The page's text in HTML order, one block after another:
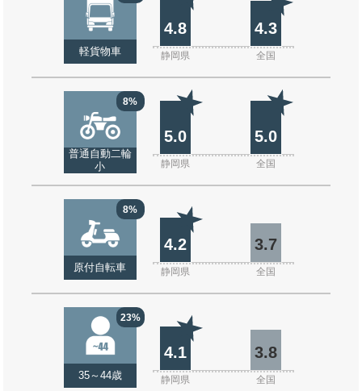
軽貨物車
4.8 4.3
静岡県 全国
8%
普通自動二輪
小
5.0 5.0
静岡県 全国
8%
原付自転車
4.2 3.7
静岡県 全国
23%
35～44歳
4.1 3.8
静岡県 全国